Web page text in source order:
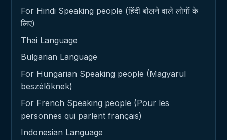
For Hindi Speaking people (हिंदी बोलने वाले लोगों के
लिए)
Thai Language
Bulgarian Language
For Hungarian Speaking people (Magyarul
beszélőknek)
For French Speaking people (Pour les
personnes qui parlent français)
Indonesian Language